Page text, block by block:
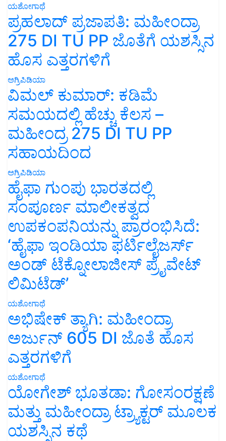
ಯಶೋಗಾಥೆ
ಪ್ರಹಲಾದ್ ಪ್ರಜಾಪತಿ: ಮಹೀಂದ್ರಾ
275 DI TU PP ಜೊತೆಗೆ ಯಶಸ್ಸಿನ
ಹೊಸ ಎತ್ತರಗಳಿಗೆ
ಅಗ್ರಿಪಿಡಿಯಾ
ವಿಮಲ್ ಕುಮಾರ್: ಕಡಿಮೆ
ಸಮಯದಲ್ಲಿ ಹೆಚ್ಚು ಕೆಲಸ –
ಮಹೀಂದ್ರ 275 DI TU PP
ಸಹಾಯದಿಂದ
ಅಗ್ರಿಪಿಡಿಯಾ
ಹೈಫಾ ಗುಂಪು ಭಾರತದಲ್ಲಿ
ಸಂಪೂರ್ಣ ಮಾಲೀಕತ್ವದ
ಉಪಕಂಪನಿಯನ್ನು ಪ್ರಾರಂಭಿಸಿದೆ:
‘ಹೈಫಾ ಇಂಡಿಯಾ ಫರ್ಟಿಲೈಜರ್ಸ್
ಅಂಡ್ ಟೆಕ್ನೋಲಾಜೀಸ್ ಪ್ರೈವೇಟ್
ಲಿಮಿಟೆಡ್’
ಯಶೋಗಾಥೆ
ಅಭಿಷೇಕ್ ತ್ಯಾಗಿ: ಮಹೀಂದ್ರಾ
ಅರ್ಜುನ್ 605 DI ಜೊತೆ ಹೊಸ
ಎತ್ತರಗಳಿಗೆ
ಯಶೋಗಾಥೆ
ಯೋಗೇಶ್ ಭೂತಡಾ: ಗೋಸಂರಕ್ಷಣೆ
ಮತ್ತು ಮಹೀಂದ್ರಾ ಟ್ರ್ಯಾಕ್ಟರ್ ಮೂಲಕ
ಯಶಸ್ಸಿನ ಕಥೆ